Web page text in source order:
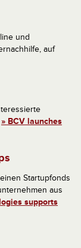
und
auf
» BCV launches
Startupfonds
aus
supports